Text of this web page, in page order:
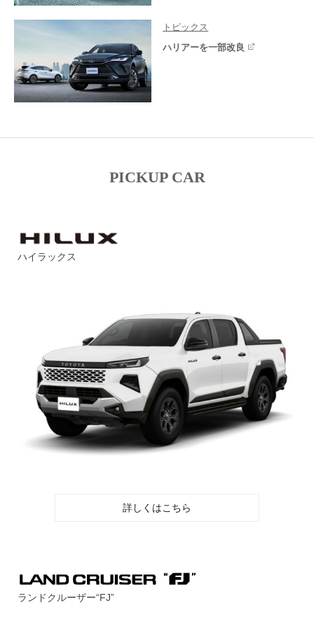
トピックス
ハリアーを一部改良
PICKUP CAR
ハイラックス
詳しくはこちら
ランドクルーザー“FJ”